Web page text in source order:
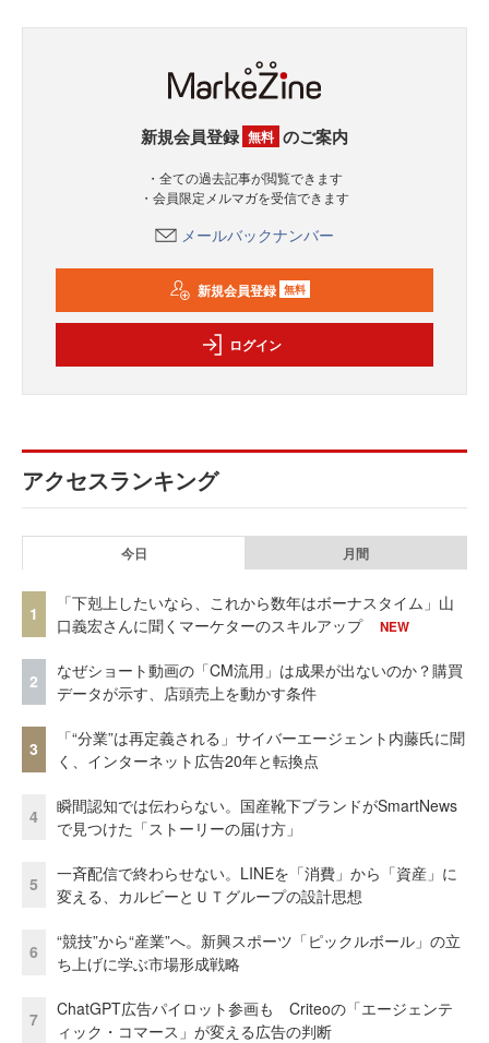
新規会員登録 無料 のご案内
・全ての過去記事が閲覧できます
・会員限定メルマガを受信できます
メールバックナンバー
新規会員登録 無料
ログイン
アクセスランキング
今日 月間
1
「下剋上したいなら、これから数年はボーナスタイム」山
口義宏さんに聞くマーケターのスキルアップ
NEW
2
なぜショート動画の「CM流用」は成果が出ないのか？購買
データが示す、店頭売上を動かす条件
3
「“分業”は再定義される」サイバーエージェント内藤氏に聞
く、インターネット広告20年と転換点
4
瞬間認知では伝わらない。国産靴下ブランドがSmartNews
で見つけた「ストーリーの届け方」
5
一斉配信で終わらせない。LINEを「消費」から「資産」に
変える、カルビーとＵＴグループの設計思想
6
“競技”から“産業”へ。新興スポーツ「ピックルボール」の立
ち上げに学ぶ市場形成戦略
7
ChatGPT広告パイロット参画も Criteoの「エージェンテ
ィック・コマース」が変える広告の判断